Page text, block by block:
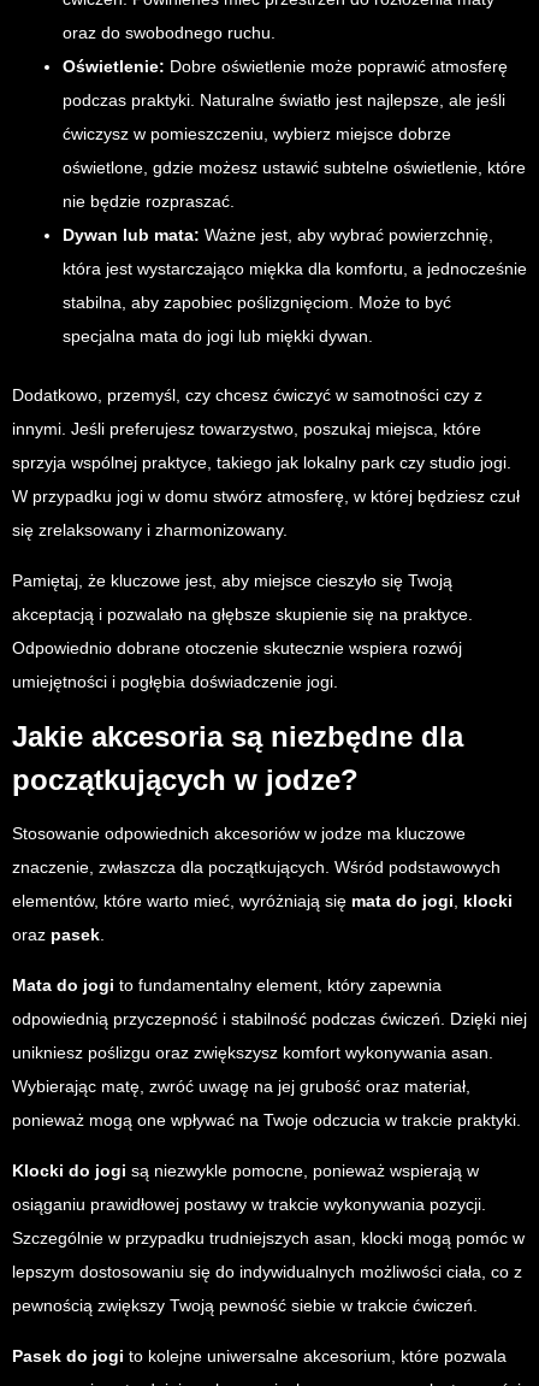
oraz do swobodnego ruchu.
Oświetlenie: Dobre oświetlenie może poprawić atmosferę
podczas praktyki. Naturalne światło jest najlepsze, ale jeśli
ćwiczysz w pomieszczeniu, wybierz miejsce dobrze
oświetlone, gdzie możesz ustawić subtelne oświetlenie, które
nie będzie rozpraszać.
Dywan lub mata: Ważne jest, aby wybrać powierzchnię,
która jest wystarczająco miękka dla komfortu, a jednocześnie
stabilna, aby zapobiec poślizgnięciom. Może to być
specjalna mata do jogi lub miękki dywan.
Dodatkowo, przemyśl, czy chcesz ćwiczyć w samotności czy z
innymi. Jeśli preferujesz towarzystwo, poszukaj miejsca, które
sprzyja wspólnej praktyce, takiego jak lokalny park czy studio jogi.
W przypadku jogi w domu stwórz atmosferę, w której będziesz czuł
się zrelaksowany i zharmonizowany.
Pamiętaj, że kluczowe jest, aby miejsce cieszyło się Twoją
akceptacją i pozwalało na głębsze skupienie się na praktyce.
Odpowiednio dobrane otoczenie skutecznie wspiera rozwój
umiejętności i pogłębia doświadczenie jogi.
Jakie akcesoria są niezbędne dla
początkujących w jodze?
Stosowanie odpowiednich akcesoriów w jodze ma kluczowe
znaczenie, zwłaszcza dla początkujących. Wśród podstawowych
elementów, które warto mieć, wyróżniają się mata do jogi
klocki
oraz pasek
Mata do jogi to fundamentalny element, który zapewnia
odpowiednią przyczepność i stabilność podczas ćwiczeń. Dzięki niej
unikniesz poślizgu oraz zwiększysz komfort wykonywania asan.
Wybierając matę, zwróć uwagę na jej grubość oraz materiał,
ponieważ mogą one wpływać na Twoje odczucia w trakcie praktyki.
Klocki do jogi są niezwykle pomocne, ponieważ wspierają w
osiąganiu prawidłowej postawy w trakcie wykonywania pozycji.
Szczególnie w przypadku trudniejszych asan, klocki mogą pomóc w
lepszym dostosowaniu się do indywidualnych możliwości ciała, co z
pewnością zwiększy Twoją pewność siebie w trakcie ćwiczeń.
Pasek do jogi to kolejne uniwersalne akcesorium, które pozwala